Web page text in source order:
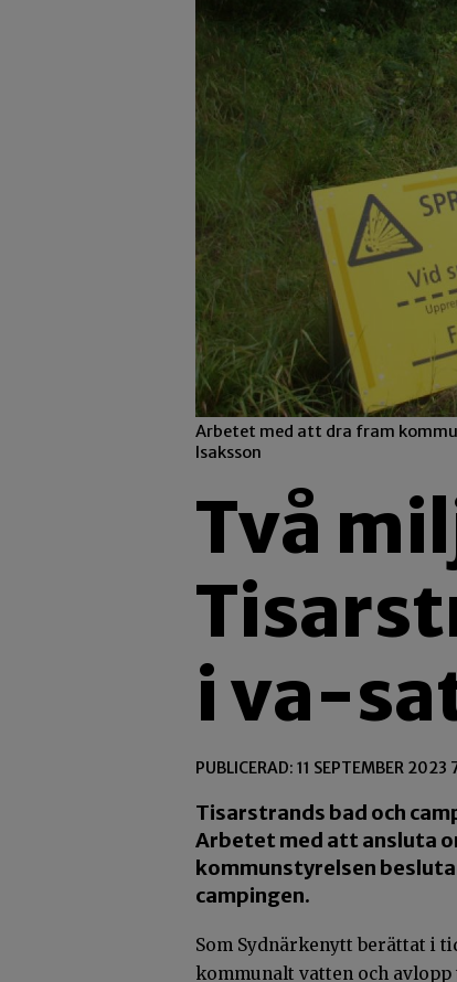
Arbetet med att dra fram
Isaksson
Två
i va-
PUBLICERAD: 11 SEPTEMBER 2023
Tisarstrands bad och
Arbetet med att ansluta
kommunstyrelsen
campingen.
Som Sydnärkenytt berättat i
kommunalt vatten och